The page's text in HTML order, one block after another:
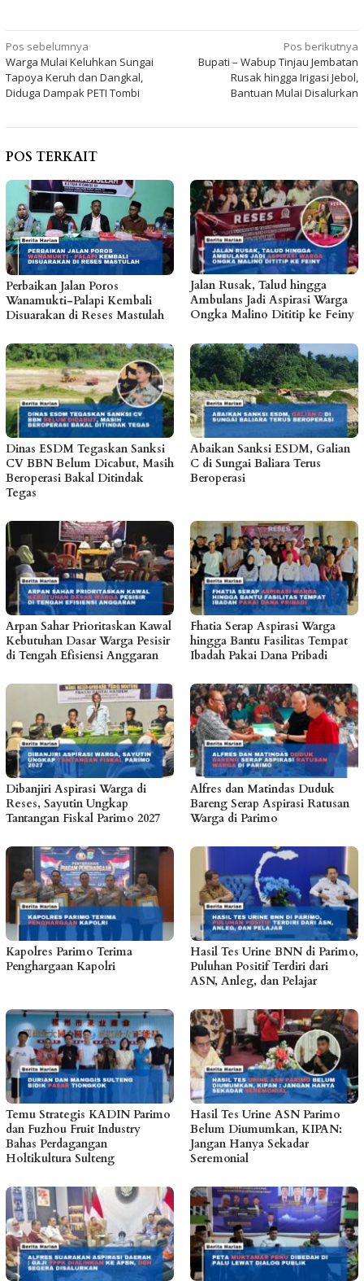
Navigasi
pos
Pos sebelumnya
Warga Mulai Keluhkan Sungai
Tapoya Keruh dan Dangkal,
Diduga Dampak PETI Tombi
Pos berikutnya
Bupati – Wabup Tinjau Jembatan
Rusak hingga Irigasi Jebol,
Bantuan Mulai Disalurkan
POS TERKAIT
Perbaikan Jalan Poros
Wanamukti-Palapi Kembali
Disuarakan di Reses Mastulah
Jalan Rusak, Talud hingga
Ambulans Jadi Aspirasi Warga
Ongka Malino Dititip ke Feiny
Dinas ESDM Tegaskan Sanksi
CV BBN Belum Dicabut, Masih
Beroperasi Bakal Ditindak
Tegas
Abaikan Sanksi ESDM, Galian
C di Sungai Baliara Terus
Beroperasi
Arpan Sahar Prioritaskan Kawal
Kebutuhan Dasar Warga Pesisir
di Tengah Efisiensi Anggaran
Fhatia Serap Aspirasi Warga
hingga Bantu Fasilitas Tempat
Ibadah Pakai Dana Pribadi
Dibanjiri Aspirasi Warga di
Reses, Sayutin Ungkap
Tantangan Fiskal Parimo 2027
Alfres dan Matindas Duduk
Bareng Serap Aspirasi Ratusan
Warga di Parimo
Kapolres Parimo Terima
Penghargaan Kapolri
Hasil Tes Urine BNN di Parimo,
Puluhan Positif Terdiri dari
ASN, Anleg, dan Pelajar
Temu Strategis KADIN Parimo
dan Fuzhou Fruit Industry
Bahas Perdagangan
Holtikultura Sulteng
Hasil Tes Urine ASN Parimo
Belum Diumumkan, KIPAN:
Jangan Hanya Sekadar
Seremonial